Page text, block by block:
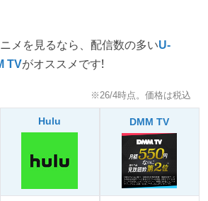
メを見るなら、配信数の多いU-
TVがオススメです!
※26/4時点。価格は税込
Hulu DMM TV